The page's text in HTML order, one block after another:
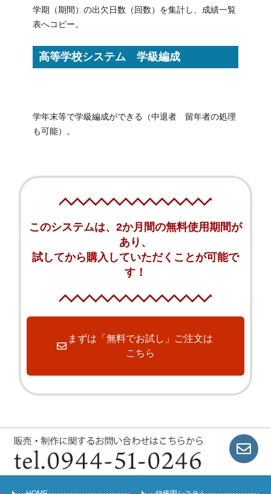
学期（期間）の出欠日数（回数）を集計し、成績一覧
表へコピー。
高等学校システム 学級編成
学年末等で学級編成ができる（中退者 留年者の処理
も可能）。
このシステムは、2か月間の無料使用期間が
あり、
試してから購入していただくことが可能で
す！
まずは「無料でお試し」ご注文は
こちら